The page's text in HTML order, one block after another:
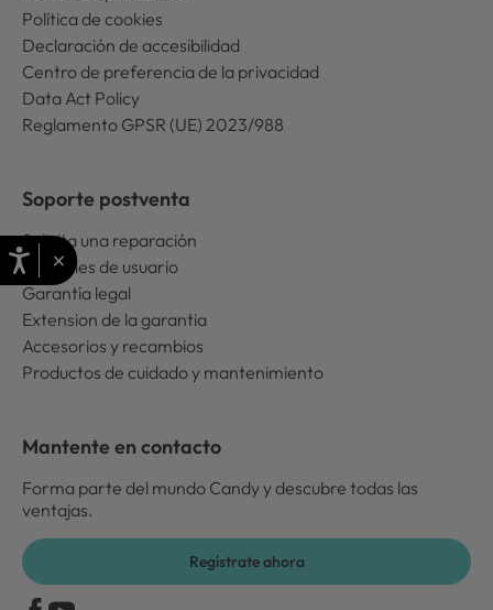
Política de cookies
Declaración de accesibilidad
Centro de preferencia de la privacidad
Data Act Policy
Reglamento GPSR (UE) 2023/988
Soporte postventa
Solicita una reparación
Manuales de usuario
Garantía legal
Extension de la garantia
Accesorios y recambios
Productos de cuidado y mantenimiento
Mantente en contacto
Forma parte del mundo Candy y descubre todas las
ventajas.
Regístrate ahora
×